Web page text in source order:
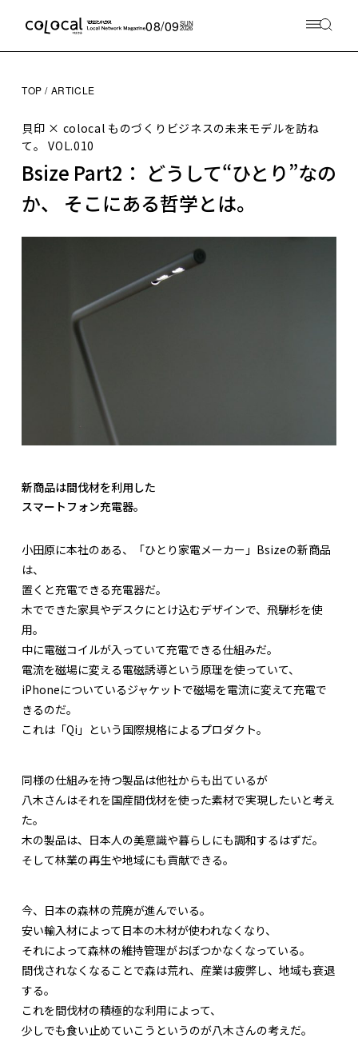
08/09SUN
2026
TOP ARTICLE
貝印 × colocal ものづくりビジネスの未来モデルを訪ね
て。VOL.010
Bsize Part2： どうして“ひとり”なの
か、 そこにある哲学とは。
新商品は間伐材を利用した
スマートフォン充電器。
小田原に本社のある、「ひとり家電メーカー」Bsizeの新商品
は、
置くと充電できる充電器だ。
木でできた家具やデスクにとけ込むデザインで、飛騨杉を使
用。
中に電磁コイルが入っていて充電できる仕組みだ。
電流を磁場に変える電磁誘導という原理を使っていて、
iPhoneについているジャケットで磁場を電流に変えて充電で
きるのだ。
これは「Qi」という国際規格によるプロダクト。
同様の仕組みを持つ製品は他社からも出ているが
八木さんはそれを国産間伐材を使った素材で実現したいと考え
た。
木の製品は、日本人の美意識や暮らしにも調和するはずだ。
そして林業の再生や地域にも貢献できる。
今、日本の森林の荒廃が進んでいる。
安い輸入材によって日本の木材が使われなくなり、
それによって森林の維持管理がおぼつかなくなっている。
間伐されなくなることで森は荒れ、産業は疲弊し、地域も衰退
する。
これを間伐材の積極的な利用によって、
少しでも食い止めていこうというのが八木さんの考えだ。